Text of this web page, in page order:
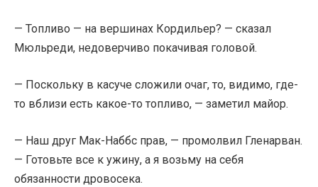
— Топливо — на вершинах Кордильер? — сказал
Мюльреди, недоверчиво покачивая головой.
— Поскольку в касуче сложили очаг, то, видимо, где-
то вблизи есть какое-то топливо, — заметил майор.
— Наш друг Мак-Наббс прав, — промолвил Гленарван.
— Готовьте все к ужину, а я возьму на себя
обязанности дровосека.